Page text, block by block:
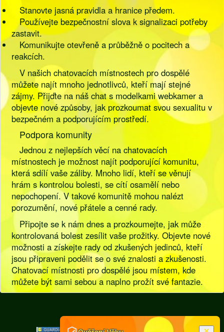
Stanovte jasná pravidla a hranice předem.
Používejte bezpečnostní slova k signalizaci potřeby
zastavit.
Komunikujte otevřeně a průběžně o pocitech a
reakcích.
V našich chatovacích místnostech pro dospělé
můžete najít mnoho jednotlivců, kteří mají stejné
zájmy. Přijďte na náš chat s modelkami webkamer a
objevte nové způsoby, jak prozkoumat svou sexualitu v
bezpečném a podporujícím prostředí.
Podpora komunity
Jednou z nejlepších věcí na chatovacích
místnostech je možnost najít podporující komunitu,
která sdílí vaše záliby. Mnoho lidí, kteří se věnují
hrám s kontrolou bolesti, se cítí osamělí nebo
nepochopení. V takové komunitě mohou nalézt
porozumění, nové přátele a cenné rady.
Připojte se k nám dnes a prozkoumejte, jak může
kontrolovaná bolest zesílit vaše prožitky. Objevte nové
možnosti a získejte rady od zkušených jedinců, kteří
jsou připraveni podělit se o své znalosti a zkušenosti.
Chatovací místnosti pro dospělé jsou místem, kde
můžete být sami sebou a naplno prožít své fantazie.
]